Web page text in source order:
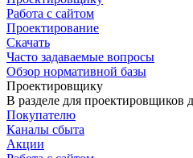
Работа с сайтом
Проектирование
Скачать
Часто задаваемые вопросы
Обзор нормативной базы
Проектировщику
В разделе для проектировщиков
Покупателю
Каналы сбыта
Акции